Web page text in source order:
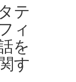
テ
ィ
を
す